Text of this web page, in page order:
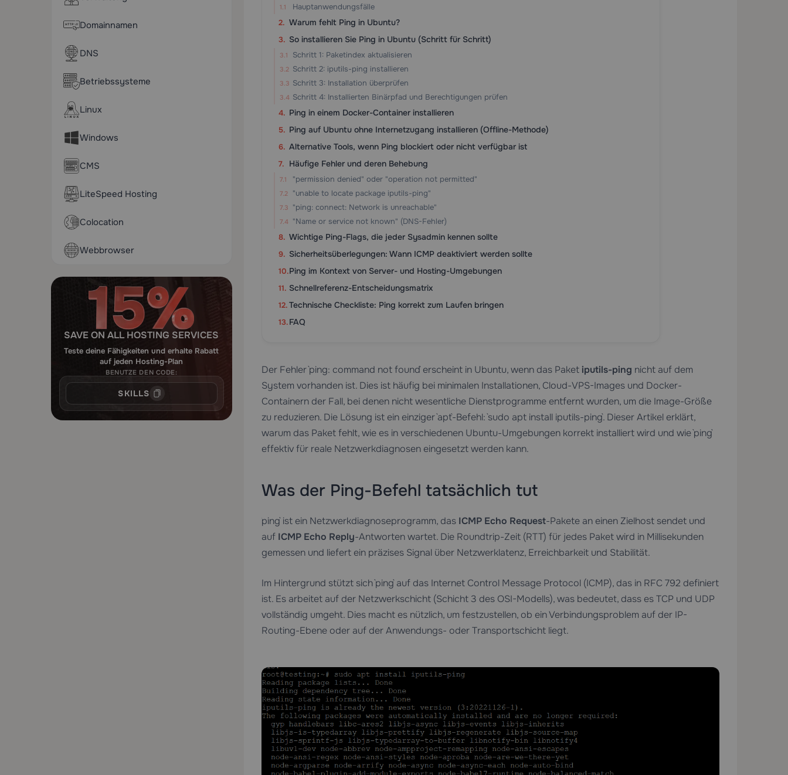
Domainnamen
DNS
Betriebssysteme
Linux
Windows
CMS
LiteSpeed Hosting
Colocation
Webbrowser
SAVE ON ALL HOSTING SERVICES
Teste deine Fähigkeiten und erhalte Rabatt
auf jeden Hosting-Plan
BENUTZE DEN CODE:
SKILLS
Hauptanwendungsfälle
Warum fehlt Ping in Ubuntu?
So installieren Sie Ping in Ubuntu (Schritt für Schritt)
Schritt 1: Paketindex aktualisieren
Schritt 2: iputils-ping installieren
Schritt 3: Installation überprüfen
Schritt 4: Installierten Binärpfad und Berechtigungen prüfen
Ping in einem Docker-Container installieren
Ping auf Ubuntu ohne Internetzugang installieren (Offline-Methode)
Alternative Tools, wenn Ping blockiert oder nicht verfügbar ist
Häufige Fehler und deren Behebung
"permission denied" oder "operation not permitted"
"unable to locate package iputils-ping"
"ping: connect: Network is unreachable"
"Name or service not known" (DNS-Fehler)
Wichtige Ping-Flags, die jeder Sysadmin kennen sollte
Sicherheitsüberlegungen: Wann ICMP deaktiviert werden sollte
Ping im Kontext von Server- und Hosting-Umgebungen
Schnellreferenz-Entscheidungsmatrix
Technische Checkliste: Ping korrekt zum Laufen bringen
FAQ
Der Fehler `ping: command not found` erscheint in Ubuntu, wenn das Paketiputils-ping nicht auf dem
System vorhanden ist. Dies ist häufig bei minimalen Installationen, Cloud-VPS-Images und Docker-
Containern der Fall, bei denen nicht wesentliche Dienstprogramme entfernt wurden, um die Image-Größe
zu reduzieren. Die Lösung ist ein einziger `apt`-Befehl: `sudo apt install iputils-ping`. Dieser Artikel erklärt,
warum das Paket fehlt, wie es in verschiedenen Ubuntu-Umgebungen korrekt installiert wird und wie `ping`
effektiv für reale Netzwerkdiagnosen eingesetzt werden kann.
Was der Ping-Befehl tatsächlich tut
`ping` ist ein Netzwerkdiagnoseprogramm, das ICMP Echo Request-Pakete an einen Zielhost sendet und
auf ICMP Echo Reply-Antworten wartet. Die Roundtrip-Zeit (RTT) für jedes Paket wird in Millisekunden
gemessen und liefert ein präzises Signal über Netzwerklatenz, Erreichbarkeit und Stabilität.
Im Hintergrund stützt sich `ping` auf das Internet Control Message Protocol (ICMP), das in RFC 792 definiert
ist. Es arbeitet auf der Netzwerkschicht (Schicht 3 des OSI-Modells), was bedeutet, dass es TCP und UDP
vollständig umgeht. Dies macht es nützlich, um festzustellen, ob ein Verbindungsproblem auf der IP-
Routing-Ebene oder auf der Anwendungs- oder Transportschicht liegt.